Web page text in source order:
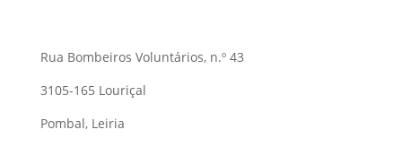
Rua Bombeiros Voluntários, n.º 43
3105-165 Louriçal
Pombal, Leiria